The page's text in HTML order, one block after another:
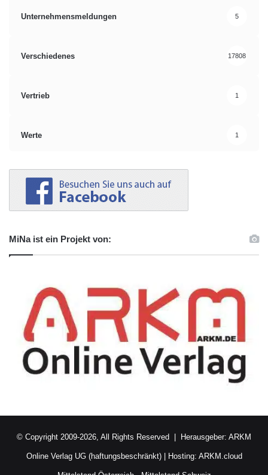
Unternehmensmeldungen 5
Verschiedenes 17808
Vertrieb 1
Werte 1
MiNa ist ein Projekt von:
© Copyright 2009-2026, All Rights Reserved | Herausgeber: ARKM
Online Verlag UG (haftungsbeschränkt)| Hosting: ARKM.cloud